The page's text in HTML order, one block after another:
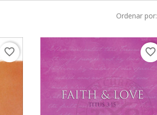
Ordenar por:
favorite_border favorite_border